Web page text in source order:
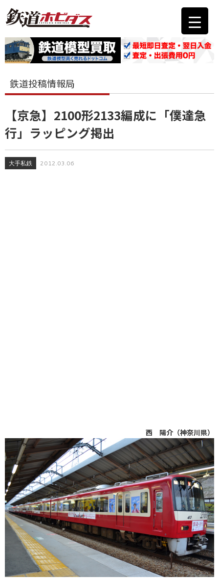
鉄道投稿情報局
【京急】2100形2133編成に「僕達急
行」ラッピング掲出
大手私鉄 2012.03.06
西 陽介（神奈川県）